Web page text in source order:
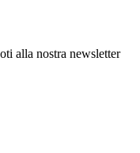
alla nostra newsletter